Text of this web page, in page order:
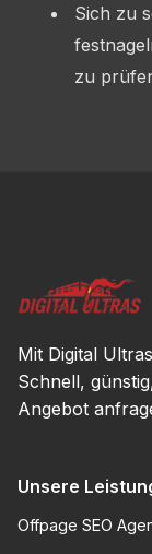
Sich zu
zu
Mit Digital
Schnell,
Angebot
Unsere
Offpage SEO